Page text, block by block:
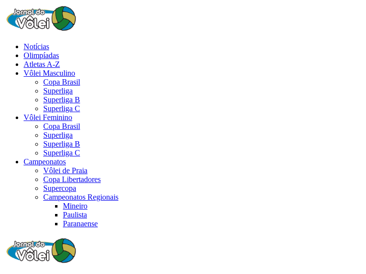
Notícias
Olimpíadas
Atletas A-Z
Vôlei Masculino
Copa Brasil
Superliga
Superliga B
Superliga C
Vôlei Feminino
Copa Brasil
Superliga
Superliga B
Superliga C
Campeonatos
Vôlei de Praia
Copa Libertadores
Supercopa
Campeonatos Regionais
Mineiro
Paulista
Paranaense